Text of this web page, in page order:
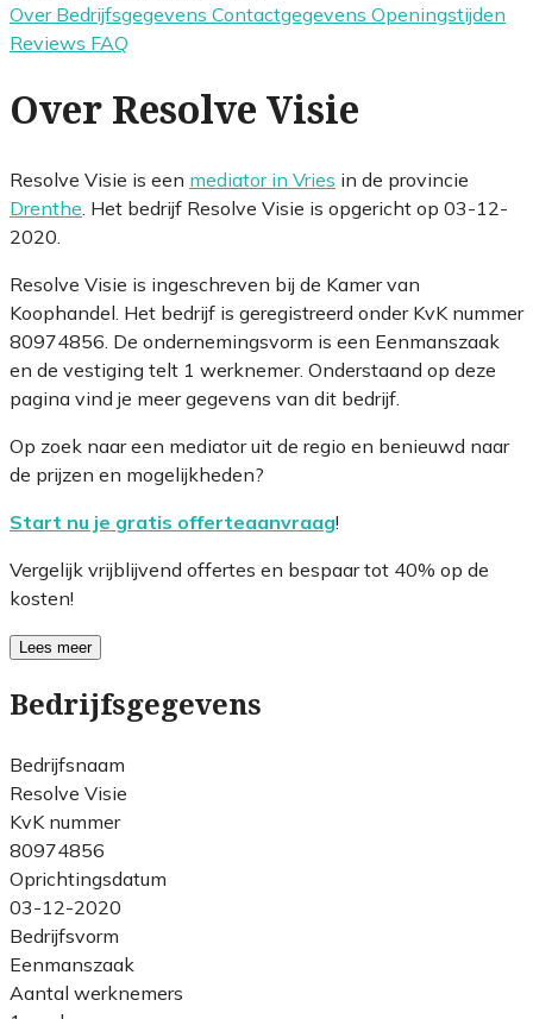
Over Bedrijfsgegevens Contactgegevens Openingstijden
Reviews FAQ
Over Resolve Visie
Resolve Visie is een mediator in Vries in de provincie
Drenthe . Het bedrijf Resolve Visie is opgericht op 03-12-
2020.
Resolve Visie is ingeschreven bij de Kamer van
Koophandel. Het bedrijf is geregistreerd onder KvK nummer
80974856. De ondernemingsvorm is een Eenmanszaak
en de vestiging telt 1 werknemer. Onderstaand op deze
pagina vind je meer gegevens van dit bedrijf.
Op zoek naar een mediator uit de regio en benieuwd naar
de prijzen en mogelijkheden?
Start nu je gratis offerteaanvraag!
Vergelijk vrijblijvend offertes en bespaar tot 40% op de
kosten!
Lees meer
Bedrijfsgegevens
Bedrijfsnaam
Resolve Visie
KvK nummer
80974856
Oprichtingsdatum
03-12-2020
Bedrijfsvorm
Eenmanszaak
Aantal werknemers